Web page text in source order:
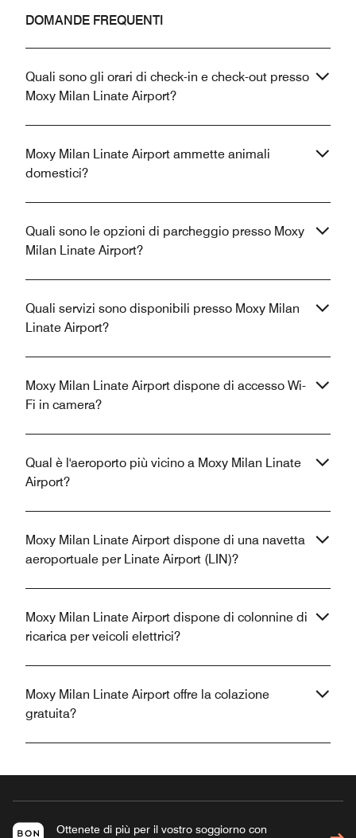
DOMANDE FREQUENTI
Quali sono gli orari di check-in e check-out presso
Moxy Milan Linate Airport?
Moxy Milan Linate Airport ammette animali
domestici?
Quali sono le opzioni di parcheggio presso Moxy
Milan Linate Airport?
Quali servizi sono disponibili presso Moxy Milan
Linate Airport?
Moxy Milan Linate Airport dispone di accesso Wi-
Fi in camera?
Qual è l'aeroporto più vicino a Moxy Milan Linate
Airport?
Moxy Milan Linate Airport dispone di una navetta
aeroportuale per Linate Airport (LIN)?
Moxy Milan Linate Airport dispone di colonnine di
ricarica per veicoli elettrici?
Moxy Milan Linate Airport offre la colazione
gratuita?
Ottenete di più per il vostro soggiorno con